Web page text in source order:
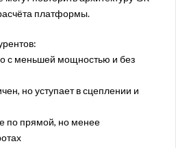
платформы.
с меньшей мощностью и без
но уступает в сцеплении и
по прямой, но менее